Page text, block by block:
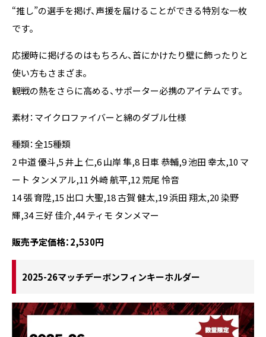
“推し”の選手を掲げ、声援を届けることができる特別な一枚
です。
応援時に掲げるのはもちろん、首にかけたり壁に飾ったりと
使い方もさまざま。
観戦の熱をさらに高める、サポーター必携のアイテムです。
素材：マイクロファイバーと綿のダブル仕様
種類：全15種類
2 中道 優斗,5 井上 仁,6 山岸 隼,8 日車 恭輔,9 池田 幸太,10 マ
ート タンメアル,11 外崎 航平,12 荒尾 怜音
14 張 育陞,15 出口 大聖,18 古賀 健太,19 浜田 翔太,20 染野
輝,34 三好 佳介,44 ティモ タンメマー
販売予定価格：2,530円
2025-26マッチデーボンフィンキーホルダー